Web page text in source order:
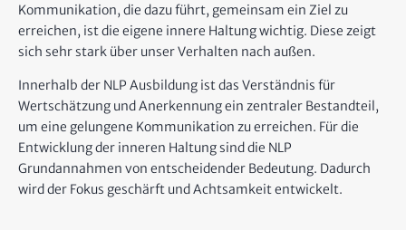
Kommunikation, die dazu führt, gemeinsam ein Ziel zu
erreichen, ist die eigene innere Haltung wichtig. Diese zeigt
sich sehr stark über unser Verhalten nach außen.
Innerhalb der NLP Ausbildung ist das Verständnis für
Wertschätzung und Anerkennung ein zentraler Bestandteil,
um eine gelungene Kommunikation zu erreichen. Für die
Entwicklung der inneren Haltung sind die NLP
Grundannahmen von entscheidender Bedeutung. Dadurch
wird der Fokus geschärft und Achtsamkeit entwickelt.